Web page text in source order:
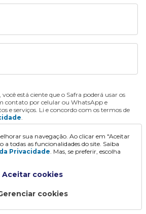
está ciente que o Safra poderá usar os
contato por celular ou WhatsApp e
e serviços. Li e concordo com os termos de
.
Continuar
sua navegação. Ao clicar em "Aceitar
a todas as funcionalidades do site. Saiba
Privacidade. Mas, se preferir, escolha
Aceitar cookies
cookies